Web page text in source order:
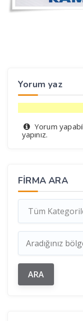
Yorum yaz
Yorum
yapınız.
FIRMA ARA